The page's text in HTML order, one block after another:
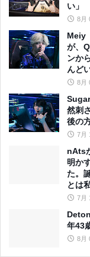
い」
8月
Meiy
が、
ンか
んど
8月
然刺
後の
7月
nAts
明か
た。
とは
7月
年43
8月